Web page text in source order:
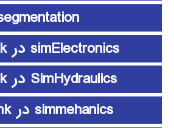
simElectronics در Simulink
SimHydraulics در simulink
simmehanics در simulink